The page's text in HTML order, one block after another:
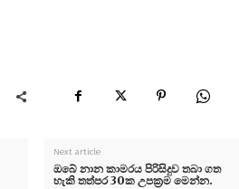
Next article
ඔබේ නාන කාමරය පිරිසිදුව තබා ගත
හැකි තත්පර 30ක උපක්‍රම මෙන්න.